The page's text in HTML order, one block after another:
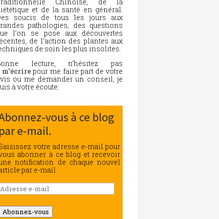
et de la santé en général.
soucis de tous les jours aux
pathologies, des questions
l’on se pose aux découvertes
de l’action des plantes aux
de soin les plus insolites.
lecture, n’hésitez pas
m’écrire pour me faire part de votre
ou me demander un conseil, je
à votre écoute.
vous à ce blog
par e-mail.
votre adresse e-mail pour
abonner à ce blog et recevoir
notification de chaque nouvel
par e-mail.
Abonnez-vous